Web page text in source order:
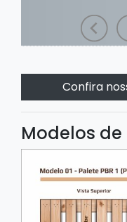
Confira
Modelos